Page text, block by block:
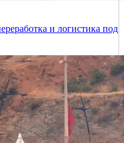
и логистика под